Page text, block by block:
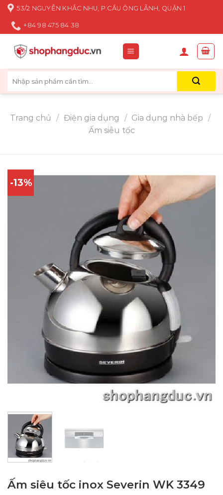
Skip
content
53/2 NGUYỄN KHẮC NHU, P.CẦU ÔNG LÃNH, QUẬN 1
+84 98 475 84 38
kiếm:
Trang chủ / Điện gia dụng / Gia dụng nhà bếp /
Ấm siêu tốc
-13%
Ấm siêu tốc inox Severin WK 3349